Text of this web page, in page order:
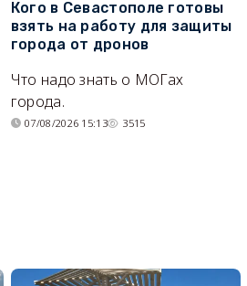
Кого в Севастополе готовы
взять на работу для защиты
города от дронов
Что надо знать о МОГах
города.
07/08/2026 15:13 3515